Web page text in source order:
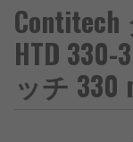
HTD 330-
ッチ 330